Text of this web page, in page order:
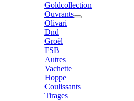
Goldcollection
Ouvrants
Olivari
Dnd
Groël
FSB
Autres
Vachette
Hoppe
Coulissants
Tirages